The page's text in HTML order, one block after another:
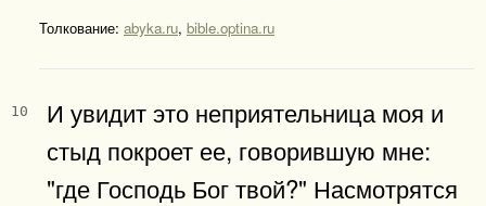
Толкование: abyka.ru, bible.optina.ru
10
И увидит это неприятельница моя и
стыд покроет ее, говорившую мне:
"где Господь Бог твой?" Насмотрятся